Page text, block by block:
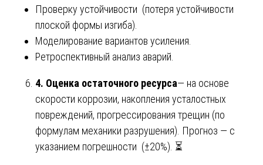
Проверку устойчивости (потеря устойчивости
плоской формы изгиба).
Моделирование вариантов усиления.
Ретроспективный анализ аварий.
4. Оценка остаточного ресурса— на основе
скорости коррозии, накопления усталостных
повреждений, прогрессирования трещин (по
формулам механики разрушения). Прогноз — с
указанием погрешности (±20%). ⏳